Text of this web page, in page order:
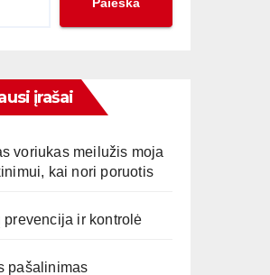
įrašai
voriukas meilužis moja
kai nori poruotis
prevencija ir kontrolė
pašalinimas